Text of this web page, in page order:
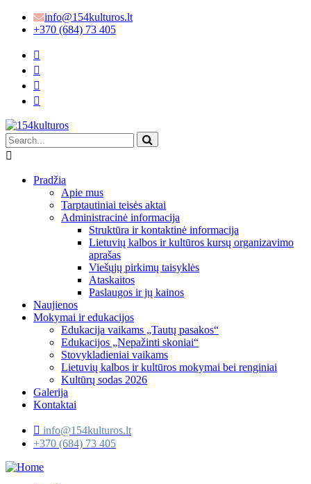
info@154kulturos.lt
+370 (684) 73 405
Pradžia
Apie mus
Tarptautiniai teisės aktai
Administracinė informacija
Struktūra ir kontaktinė informacija
Lietuvių kalbos ir kultūros kursų organizavimo
aprašas
Viešųjų pirkimų taisyklės
Ataskaitos
Paslaugos ir jų kainos
Naujienos
Mokymai ir edukacijos
Edukacija vaikams „Tautų pasakos“
Edukacijos „Nepažinti skoniai“
Stovykladieniai vaikams
Lietuvių kalbos ir kultūros mokymai bei renginiai
Kultūrų sodas 2026
Galerija
Kontaktai
info@154kulturos.lt
+370 (684) 73 405